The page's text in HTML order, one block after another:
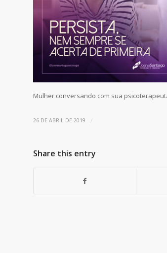
Mulher conversando com sua
26 DE ABRIL DE 2019 /
Share this entry